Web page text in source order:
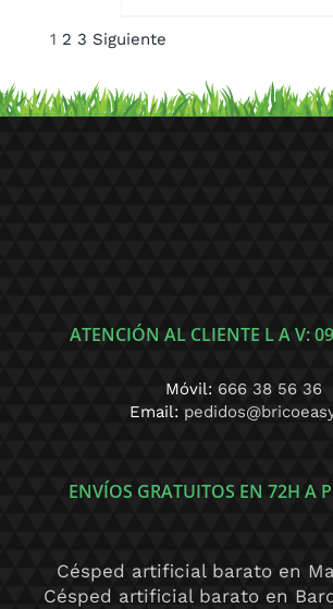
LA
DE
PRODUCTO
1 2 3 Siguiente
ATENCIÓN AL CLIENTE L A V:
Móvil: 666 38 56 36
Email:
ENVÍOS GRATUITOS EN 72H A
Césped artificial barato en
Césped artificial barato en